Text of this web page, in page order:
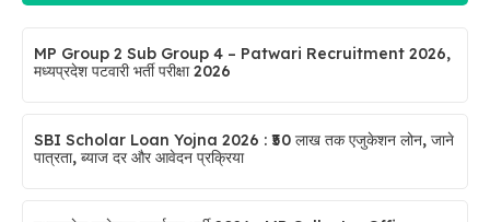
MP Group 2 Sub Group 4 – Patwari Recruitment 2026,
मध्यप्रदेश पटवारी भर्ती परीक्षा 2026
SBI Scholar Loan Yojna 2026 : ₹50 लाख तक एजुकेशन लोन, जाने
पात्रता, ब्याज दर और आवेदन प्रक्रिया